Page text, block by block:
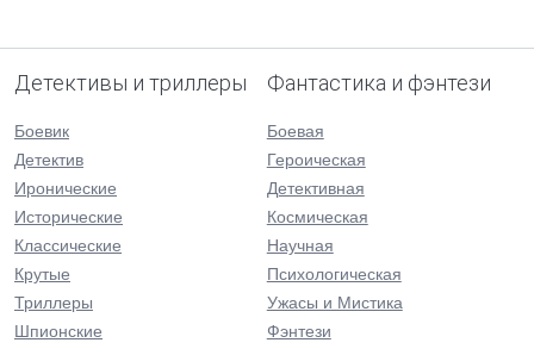
Детективы и триллеры
Боевик
Детектив
Иронические
Исторические
Классические
Крутые
Триллеры
Шпионские
Фантастика и фэнтези
Боевая
Героическая
Детективная
Космическая
Научная
Психологическая
Ужасы и Мистика
Фэнтези